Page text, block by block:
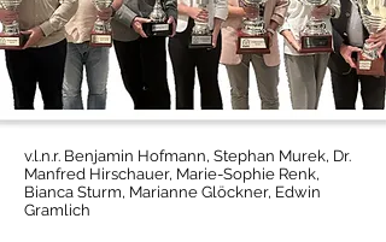
v.l.n.r. Benjamin Hofmann, Stephan Murek, Dr.
Manfred Hirschauer, Marie-Sophie Renk,
Bianca Sturm, Marianne Glöckner, Edwin
Gramlich